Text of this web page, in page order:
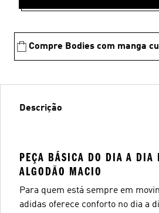
Compre Bodies com manga
Descrição
PEÇA BÁSICA DO DIA A DIA
ALGODÃO MACIO
Para quem está sempre em
adidas oferece conforto no dia a